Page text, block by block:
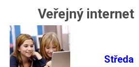
Veřejný internet
Středa